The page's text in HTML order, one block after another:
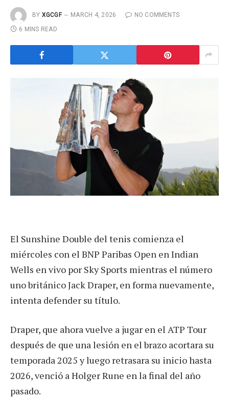
BY XGCGF MARCH 4, 2026
NO COMMENTS
6 MINS READ
El Sunshine Double del tenis comienza el
miércoles con el BNP Paribas Open en Indian
Wells en vivo por Sky Sports mientras el número
uno británico Jack Draper, en forma nuevamente,
intenta defender su título.
Draper, que ahora vuelve a jugar en el ATP Tour
después de que una lesión en el brazo acortara su
temporada 2025 y luego retrasara su inicio hasta
2026, venció a Holger Rune en la final del año
pasado.